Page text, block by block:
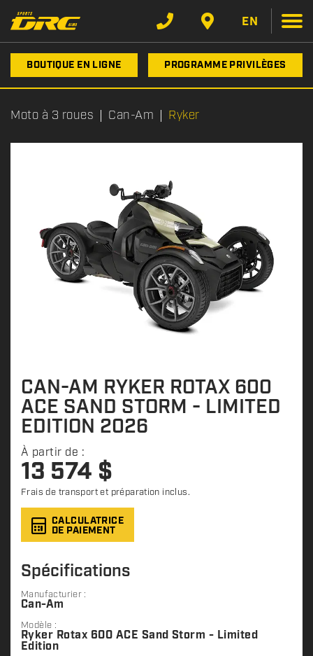
EN
BOUTIQUE EN LIGNE PROGRAMME PRIVILÈGES
Moto à 3 roues Can-Am Ryker
CAN-AM RYKER ROTAX 600
ACE SAND STORM - LIMITED
EDITION 2026
À partir de :
13 574 $
Frais de transport et préparation inclus.
CALCULATRICE
DE PAIEMENT
Spécifications
Manufacturier :
Can-Am
Modèle :
Ryker Rotax 600 ACE Sand Storm - Limited
Edition